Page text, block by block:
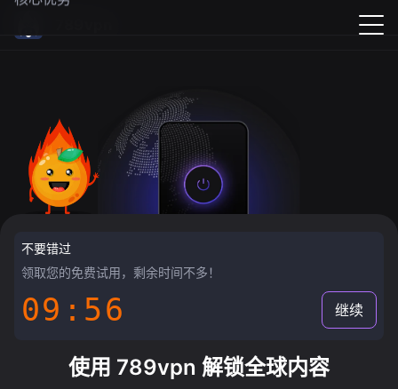
不要错过
领取您的免费试用，剩余时间不多！
09:55 继续
使用 789vpn 解锁全球内容